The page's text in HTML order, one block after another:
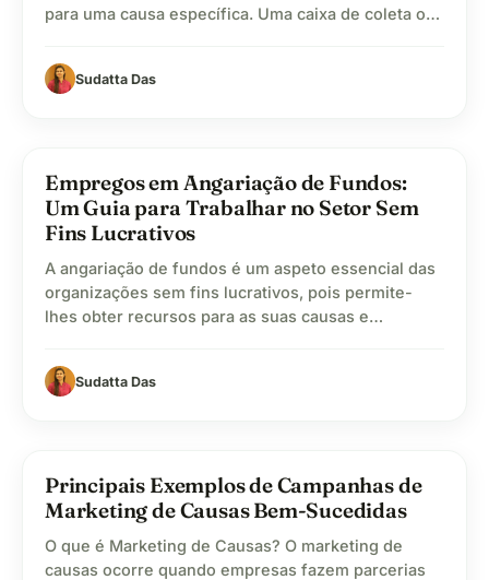
para uma causa específica. Uma caixa de coleta ou
locais públicos, como bibliotecas, igrejas e museus.
Elas são usadas para gerar receita adicional.
Sudatta Das
lightbulb
Empregos em Angariação de Fundos:
Um Guia para Trabalhar no Setor Sem
Fins Lucrativos
A angariação de fundos é um aspeto essencial das
organizações sem fins lucrativos, pois permite-
lhes obter recursos para as suas causas e
comunidades. Neste artigo, vamos abordar os
diferentes tipos de empregos em angariação de
Sudatta Das
diversity_3
Principais Exemplos de Campanhas de
Marketing de Causas Bem-Sucedidas
O que é Marketing de Causas? O marketing de
causas ocorre quando empresas fazem parcerias